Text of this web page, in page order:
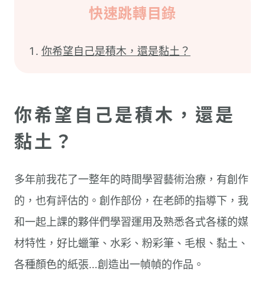
快速跳轉目錄
你希望自己是積木，還是黏土？
你希望自己是積木，還是
黏土？
多年前我花了一整年的時間學習藝術治療，有創作
的，也有評估的。創作部份，在老師的指導下，我
和一起上課的夥伴們學習運用及熟悉各式各樣的媒
材特性，好比蠟筆、水彩、粉彩筆、毛根、黏土、
各種顏色的紙張…創造出一幀幀的作品。